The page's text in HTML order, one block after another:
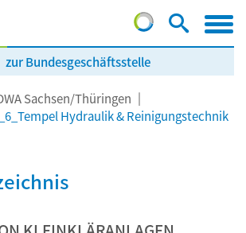
zur Bundesgeschäftsstelle
Sachsen/Thüringen
Hydraulik & Reinigungstechnik